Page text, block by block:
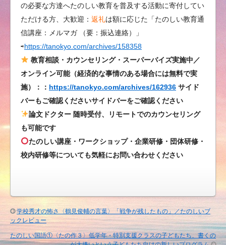
な
ん
て
あ
り
え
は
の必要な方達へたのしい教育を普及する活動に寄付してい
ただける方、大歓迎： 返礼は額に応じた「たのしい教育通
信講座：メルマガ （要：振込連絡）」
⇨https://tanokyo.com/archives/158358
教育相談・カウンセリング・スーパーバイズ実施中／
オンライン可能（経済的な事情のある場合には無料で実
施）：： https://tanokyo.com/archives/162936 サイド
バーもご確認くださいサイドバーをご確認ください
論文ドクター 随時受付、リモートでのカウンセリング
も可能です
たのしい講座・ワークショップ・企業研修・団体研修・
校内研修等についても気軽にお問い合わせください
学校秀才の怖さ〈鶴見俊輔の言葉〉「戦争が残したもの」／たのしいブ
ックレビュー
たのしい国語①〈たの作３〉低学年・特別支援クラスの子どもたち、書くの